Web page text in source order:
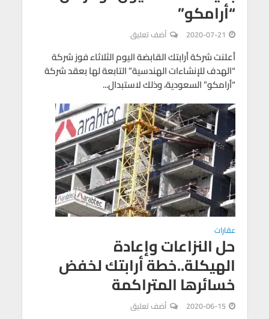
“أرامكو”
2020-07-21 أضف تعليق
أعلنت شركة أرابتك القابضة اليوم الثلاثاء فوز شركة
“الهدف للإنشاءات الهندسية” التابعة لها بعقد شركة
“أرامكو” السعودية، وذلك لاستبدال...
عقارات
حل النزاعات وإعادة
الهيكلة..خطة أرابتك لخفض
خسائرها المتراكمة
2020-06-15 أضف تعليق